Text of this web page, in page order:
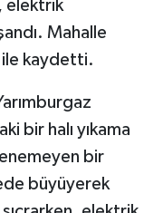
elektrik
Mahalle
ile kaydetti.
bir halı yıkama
bir
büyüyerek